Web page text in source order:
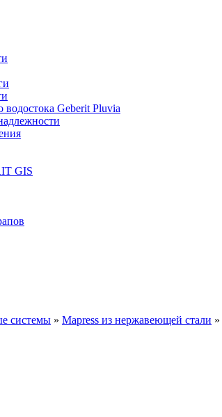
Geberit Pluvia
GIS
системы » Mapress из нержавеющей стали »